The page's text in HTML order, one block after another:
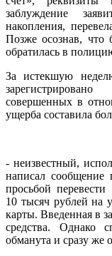
заблуждение
накопления,
Позже осознав,
обратилась в
За истекшую
совершенных в
ущерба составила
- неизвестный,
написал
просьбой
10 тысяч рублей на
карты. Введенная в
средства. Однако
обманута и сразу же